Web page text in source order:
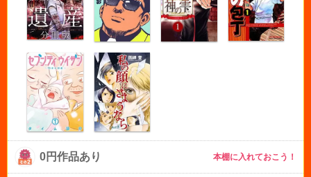
0円作品あり 本棚に入れておこう！